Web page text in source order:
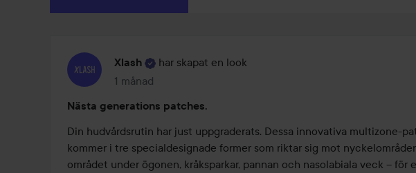
Xlash
har skapat en look
1 månad
Inlägget skapades 1 månad
Nästa generations patches.
Din hudvårdsrutin har just uppgraderats. Dessa innovativa multizone-
kommer i tre specialdesignade former som riktar sig mot
området under ögonen, kråksparkar, pannan och nasolabiala veck – för